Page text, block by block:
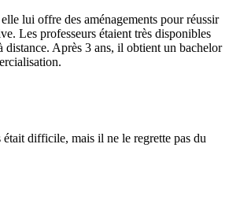
lui offre des aménagements pour réussir
Les professeurs étaient très disponibles
distance. Après 3 ans, il obtient un bachelor
était difficile, mais il ne le regrette pas du